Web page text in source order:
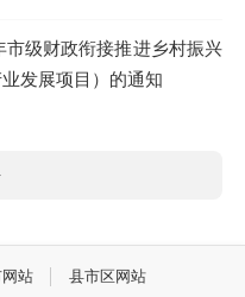
级财政衔接推进乡村振兴
发展项目）的通知
站 县市区网站